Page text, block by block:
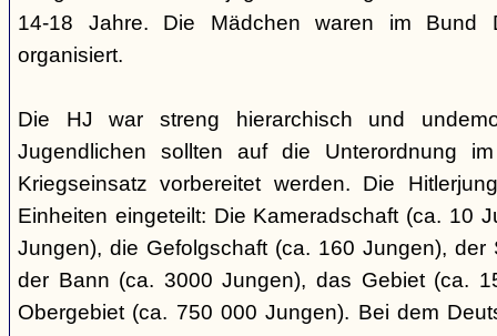
14-18 Jahre. Die Mädchen waren im Bund
organisiert.
Die HJ war streng hierarchisch und
Jugendlichen sollten auf die Unterordnung
Kriegseinsatz vorbereitet werden. Die
Einheiten eingeteilt: Die Kameradschaft (ca. 10
Jungen), die Gefolgschaft (ca. 160 Jungen), der
der Bann (ca. 3000 Jungen), das Gebiet (ca.
Obergebiet (ca. 750 000 Jungen). Bei dem